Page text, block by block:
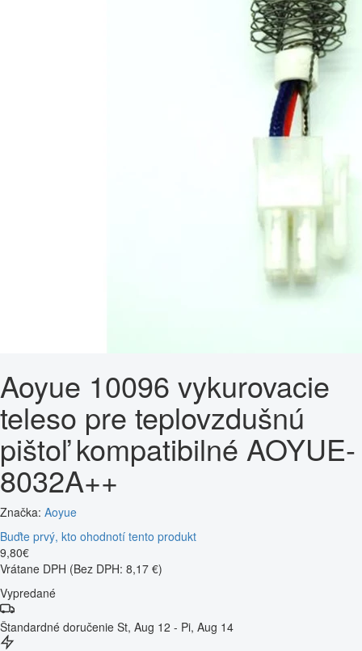
Aoyue 10096 vykurovacie
teleso pre teplovzdušnú
pištoľ kompatibilné AOYUE-
8032A++
Značka: Aoyue
Buďte prvý, kto ohodnotí tento produkt
9,80€
Vrátane DPH (Bez DPH: 8,17 €)
Vypredané
Štandardné doručenie St, Aug 12 - Pi, Aug 14